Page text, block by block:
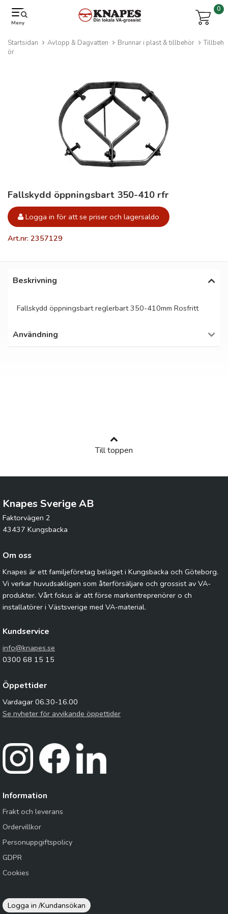
Meny
0
Startsidan Avlopp & Dagvatten Brunnar i plast & tillbehör
Tillbeh
ör
Fallskydd öppningsbart 350-410 rfr
Logga in för att se priser och lagersaldo
Art.nr: 2357129
Beskrivning
Fallskydd öppningsbart reglerbart 350-410mm Rosfritt
Användning
Till toppen
Knapes Sverige AB
Faktorvägen 2
43437 Kungsbacka
Om oss
Knapes är ett familjeföretag beläget i Kungsbacka och Göteborg.
Vi verkar huvudsakligen som återförsäljare och grossist av VA-
produkter. Vårt fokus är att förse markentreprenörer o ch
installatörer i Västsverige med VA-material.
Kundservice
info@knapes.se
0300 68 15 15
Öppettider
Vardagar 06.30-16.00
Se nyheter för avvikande öppettider
Information
Frakt och leverans
Ordervillkor
Personuppgiftspolicy
GDPR
Cookies
Logga in /Kundansökan